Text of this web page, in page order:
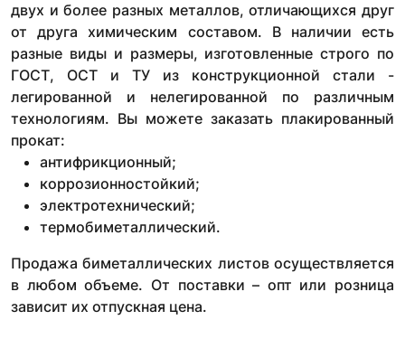
двух и более разных металлов, отличающихся друг
от друга химическим составом. В наличии есть
разные виды и размеры, изготовленные строго по
ГОСТ, ОСТ и ТУ из конструкционной стали -
легированной и нелегированной по различным
технологиям. Вы можете заказать плакированный
прокат:
антифрикционный;
коррозионностойкий;
электротехнический;
термобиметаллический.
Продажа биметаллических листов осуществляется
в любом объеме. От поставки – опт или розница
зависит их отпускная цена.